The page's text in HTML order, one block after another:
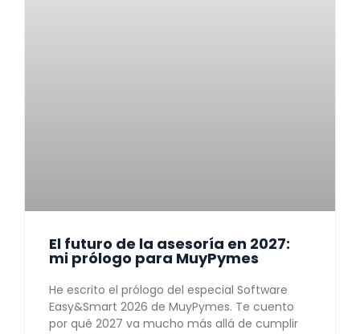
El futuro de la asesoría en 2027:
mi prólogo para MuyPymes
He escrito el prólogo del especial Software
Easy&Smart 2026 de MuyPymes. Te cuento
por qué 2027 va mucho más allá de cumplir